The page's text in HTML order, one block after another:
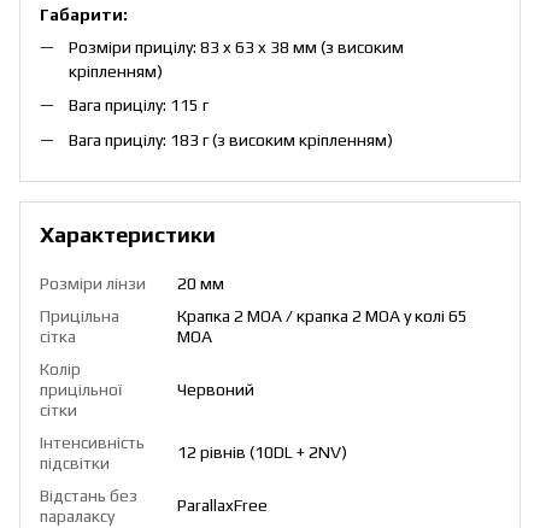
Габарити:
Розміри прицілу: 83 x 63 x 38 мм (з високим
кріпленням)
Вага прицілу: 115 г
Вага прицілу: 183 г (з високим кріпленням)
Характеристики
Розміри лінзи
20 мм
Прицільна
сітка
Крапка 2 МОА / крапка 2 МОА у колі 65
МОА
Колір
прицільної
сітки
Червоний
Інтенсивність
підсвітки
12 рівнів (10DL + 2NV)
Відстань без
паралаксу
ParallaxFree